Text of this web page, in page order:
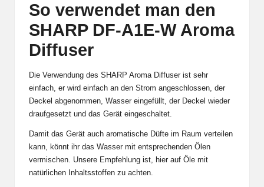
So verwendet man den
SHARP DF-A1E-W Aroma
Diffuser
Die Verwendung des SHARP Aroma Diffuser ist sehr
einfach, er wird einfach an den Strom angeschlossen, der
Deckel abgenommen, Wasser eingefüllt, der Deckel wieder
draufgesetzt und das Gerät eingeschaltet.
Damit das Gerät auch aromatische Düfte im Raum verteilen
kann, könnt ihr das Wasser mit entsprechenden Ölen
vermischen. Unsere Empfehlung ist, hier auf Öle mit
natürlichen Inhaltsstoffen zu achten.